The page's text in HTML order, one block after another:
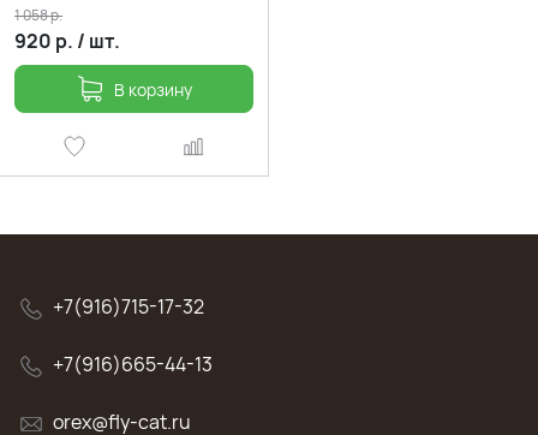
920 р. / шт.
1 058р.
В корзину
+7(916)715-17-32
+7(916)665-44-13
orex@fly-cat.ru